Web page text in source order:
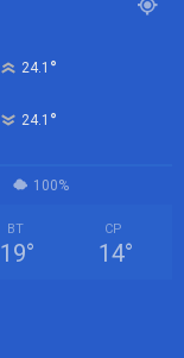
24.1 °
24.1 °
100%
ВТ
19°
СР
14°